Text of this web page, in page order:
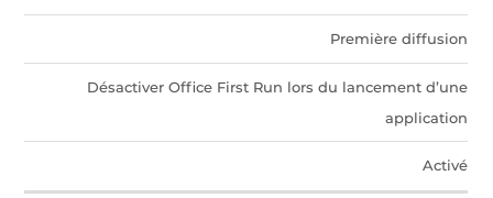
Première diffusion
Désactiver Office First Run lors du lancement d’une
application
Activé